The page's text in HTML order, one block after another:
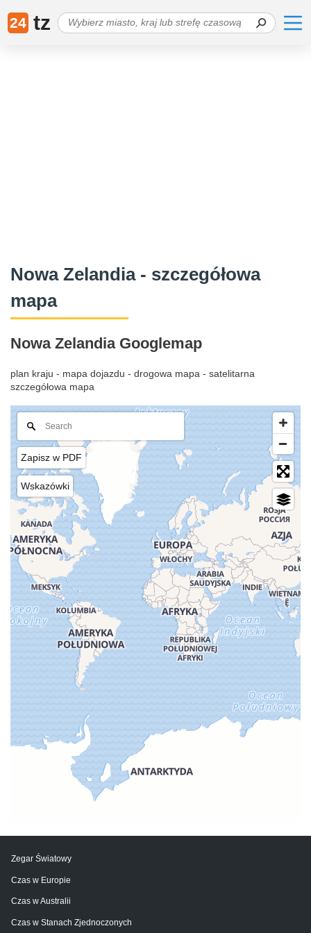
24 tz
Nowa Zelandia - szczegółowa
mapa
Nowa Zelandia Googlemap
plan kraju - mapa dojazdu - drogowa mapa - satelitarna
szczegółowa mapa
Zapisz w PDF
Wskazówki
Zegar Światowy
Czas w Europie
Czas w Australii
Czas w Stanach Zjednoczonych